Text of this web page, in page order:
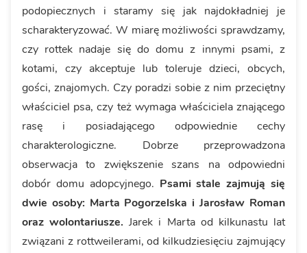
podopiecznych i staramy się jak najdokładniej je
scharakteryzować. W miarę możliwości sprawdzamy,
czy rottek nadaje się do domu z innymi psami, z
kotami, czy akceptuje lub toleruje dzieci, obcych,
gości, znajomych. Czy poradzi sobie z nim przeciętny
właściciel psa, czy też wymaga właściciela znającego
rasę i posiadającego odpowiednie cechy
charakterologiczne. Dobrze przeprowadzona
obserwacja to zwiększenie szans na odpowiedni
dobór domu adopcyjnego. Psami stale zajmują się
dwie osoby: Marta Pogorzelska i Jarosław Roman
oraz wolontariusze. Jarek i Marta od kilkunastu lat
związani z rottweilerami, od kilkudziesięciu zajmujący